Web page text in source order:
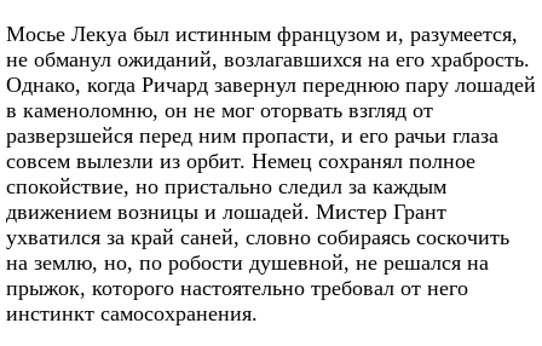
Мосье Лекуа был истинным французом и, разумеется,
не обманул ожиданий, возлагавшихся на его храбрость.
Однако, когда Ричард завернул переднюю пару лошадей
в каменоломню, он не мог оторвать взгляд от
разверзшейся перед ним пропасти, и его рачьи глаза
совсем вылезли из орбит. Немец сохранял полное
спокойствие, но пристально следил за каждым
движением возницы и лошадей. Мистер Грант
ухватился за край саней, словно собираясь соскочить
на землю, но, по робости душевной, не решался на
прыжок, которого настоятельно требовал от него
инстинкт самосохранения.